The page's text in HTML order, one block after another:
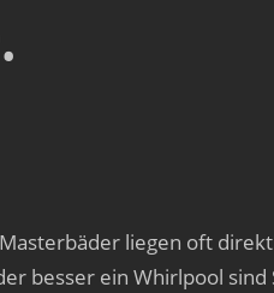
liegen oft
besser ein Whirlpool sind